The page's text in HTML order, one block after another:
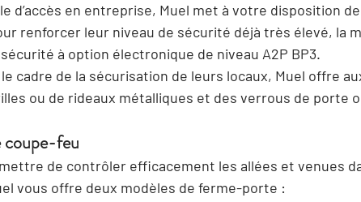
d’accès en entreprise, Muel met à votre disposition
renforcer leur niveau de sécurité déjà très élevé, la
à option électronique de niveau A2P BP3.
cadre de la sécurisation de leurs locaux, Muel offre
ou de rideaux métalliques et des verrous de porte
feu
de contrôler efficacement les allées et venues
vous offre deux modèles de ferme-porte :